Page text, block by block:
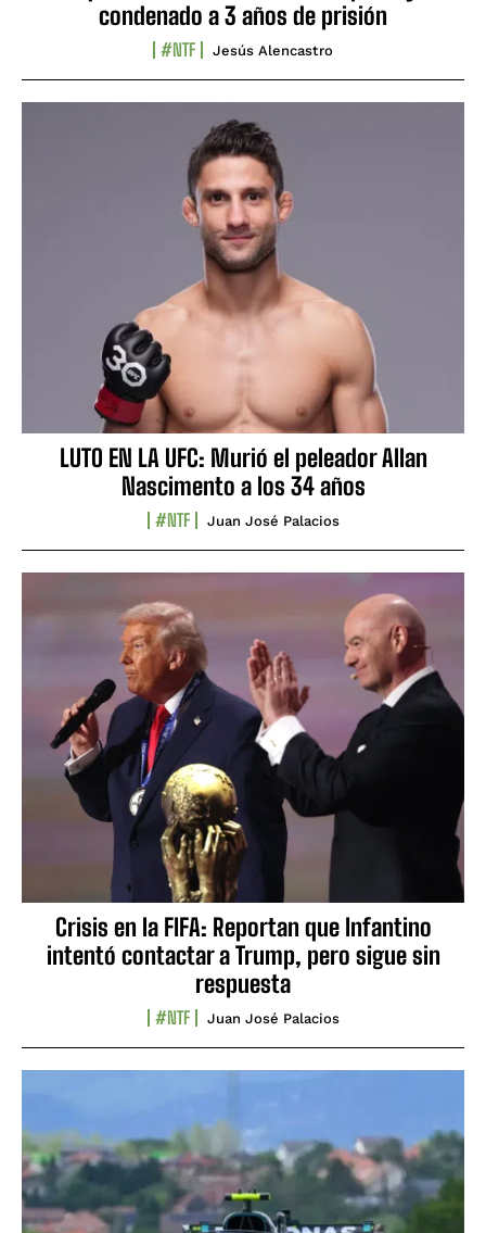
condenado a 3 años de prisión
#NTF Jesús Alencastro
LUTO EN LA UFC: Murió el peleador Allan
Nascimento a los 34 años
#NTF Juan José Palacios
Crisis en la FIFA: Reportan que Infantino
intentó contactar a Trump, pero sigue sin
respuesta
#NTF Juan José Palacios